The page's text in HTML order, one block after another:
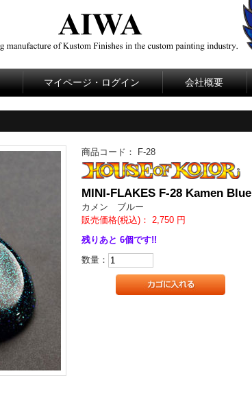
マイページ・ログイン 会社概要
商品コード： F-28
MINI-FLAKES F-28 Kamen Blue
カメン ブルー
販売価格(税込)： 2,750 円
残りあと 6個です!!
数量：